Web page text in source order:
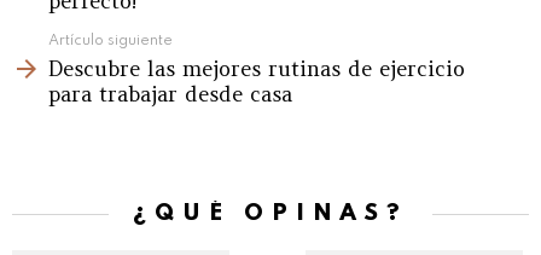
Artículo siguiente
Descubre las mejores rutinas de ejercicio
para trabajar desde casa
¿QUÉ OPINAS?